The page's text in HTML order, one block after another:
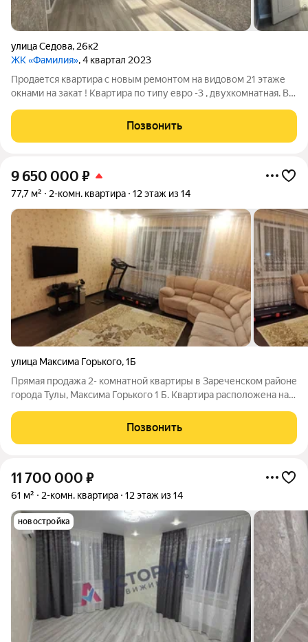
улица Седова, 26к2
ЖК «Фамилия», 4 квартал 2023
Продается квартира с новым ремонтом на видовом 21 этаже
окнами на закат ! Квартира по типу евро -3 , двухкомнатная. В
кухне новым владельцам остается угловой кухонный гарнитур
. В санузлах
Позвонить
9 650 000 ₽
77,7 м² 2-комн. квартира 12 этаж из 14
улица Максима Горького,1Б
Прямая продажа 2- комнатной квартиры в Зареченском районе
города Тулы, Максима Горького 1 Б. Квартира расположена на
квартире хороший ремонт. Просторные комнаты и большая
функциональная кухня.
Позвонить
11 700 000 ₽
61 м² 2-комн. квартира 12 этаж из 14
новостройка